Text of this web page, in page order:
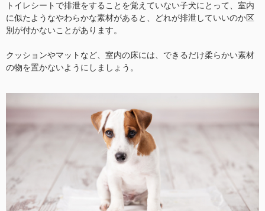
トイレシートで排泄をすることを覚えていない子犬にとって、室内
に似たようなやわらかな素材があると、どれが排泄していいのか区
別が付かないことがあります。
クッションやマットなど、室内の床には、できるだけ柔らかい素材
の物を置かないようにしましょう。